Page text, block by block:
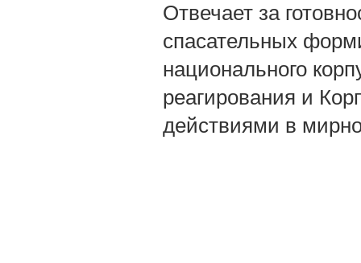
Отвечает за
спасательных
национального
реагирования и
действиями в